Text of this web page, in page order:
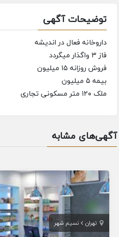
توضیحات آگهی
داروخانه فعال در اندیشه
فاز ۳ واگذار میگردد
فروش روزانه ۱۵ میلیون
بیمه ۵ میلیون
ملک ۱۲۰ متر مسکونی تجاری
آگهی‌های مشابه
تهران نسیم شهر